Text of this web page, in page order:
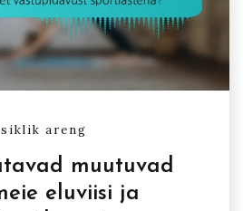
areng
muutuvad
eluviisi ja